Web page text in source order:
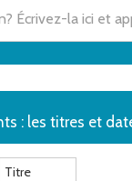
: les titres et
Titre